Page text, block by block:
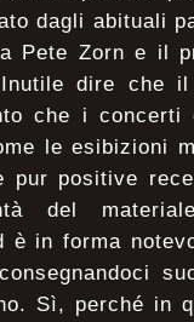
dagli abituali
Pete Zorn e il
dire che
che i concerti
le esibizioni
positive
del
è in forma
Sì, perché in